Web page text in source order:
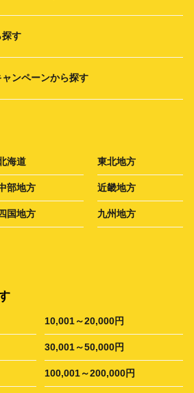
探す
ンペーンから探す
海道 東北地方
部地方 近畿地方
四国地方 九州地方
10,001～20,000円
30,001～50,000円
100,001～200,000円